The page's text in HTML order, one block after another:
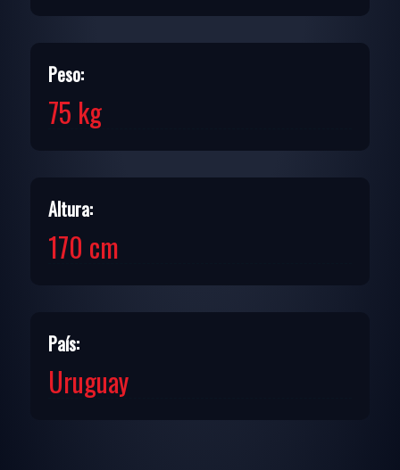
Peso:
75 kg
Altura:
170 cm
País:
Uruguay